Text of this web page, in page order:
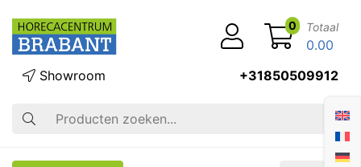
Zoek op
Showroom +31850509912
0 Totaal
0.00